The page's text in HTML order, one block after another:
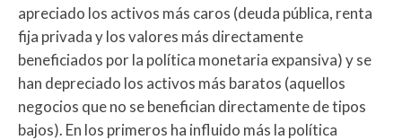
apreciado los activos más caros (deuda pública, renta
fija privada y los valores más directamente
beneficiados por la política monetaria expansiva) y se
han depreciado los activos más baratos (aquellos
negocios que no se benefician directamente de tipos
bajos). En los primeros ha influido más la política